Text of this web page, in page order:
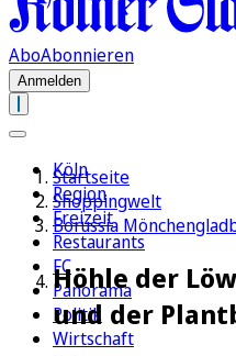
AboAbonnieren
Anmelden
Köln
Region
Freizeit
Restaurants
FC
Panorama
Politik
Wirtschaft
Startseite
Shoppingwelt
Borussia
Höhle der
und der